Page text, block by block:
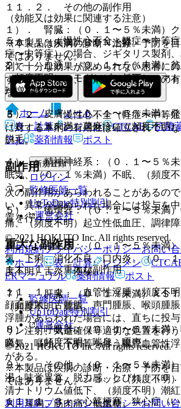
１１．２． その他の副作用
１）． 腎臓：（０．１〜５％未満）ク
（０．１％未満）ＢＵＮ上昇。
２）． 血液：（０．１〜５％未満）
（頻度不明）ヘモグロビン低下、ヘマ
球増多。
３）． 皮膚：（０．１〜５％未満）
（０．１％未満）蕁麻疹、（頻度不明
脱毛。
４）． 精神神経系：（０．１〜５％未
眠気、（０．１％未満）不眠、（頻度
うつ。
５）． 循環器：（０．１〜５％未満
痛、（頻度不明）起立性低血圧、調律障
６）． 消化器：（０．１〜５％未満
気、下痢、消化不良、口内炎、（０．
度不明）舌炎、便秘。
７）． 肝臓：（０．１％未満）ＡＳＴ
（頻度不明）黄疸。
８）． 呼吸器：（０．１〜５％未満
炎）、（頻度不明）喘息、嗄声。
９）． その他：（０．１〜５％未満
渇、味覚異常、脱力感、しびれ、（０
清ナトリウム値低下、（頻度不明）潮
ス、耳鳴、筋肉痛、低血糖。
（効能又は効果に関連する注意）
５．１． 〈慢性心不全＜軽症〜中等
症〜中等症）の場合、ジギタリス製剤
剤で十分な効果が認められない患者に
すること（なお、本剤の単独投与での
ない）。
５．２． 〈慢性心不全（軽症〜中等
に対する本剤の有用性は確立されてい
い）。
副作用
次の副作用があらわれることがあるの
い、異常が認められた場合には投与を
置を行うこと。
重大な副作用
１１．１． 重大な副作用
１１．１．１． 血管性浮腫（頻度不明
顔面腫脹、舌腫脹、声門腫脹、喉頭腫
浮腫があらわれた場合には、直ちに投
リン注射、気道確保等適切な処置を行
嘔気、嘔吐、下痢等を伴う腸管血管性
がある。
１１．１．２． ショック（頻度不明）
１１．１．３． 心筋梗塞、狭心症（い
※本製品は疾病の診断・治療・予防を
ではありません。
ホーム
ノート
表・計算
レジメン CTCAE 抗菌
アル
薬剤情報 ポスト
新規登録
ログイン
監修医師一覧
UpToDate特別割引
運営会社
© 2021 HOKUTO Inc. All rights reserved.
利用規約プライバシーポリシーお問い
ホーム
表・計算 レジメン
ERマニュアル
薬剤情報 ポスト
監修医師一覧
UpToDate特別割引
運営会社
© 2021 HOKUTO Inc. All rights reserved.
※本製品は疾病の診断・治療・予防を
ではありません。
利用規約プライバシーポリシーお問い